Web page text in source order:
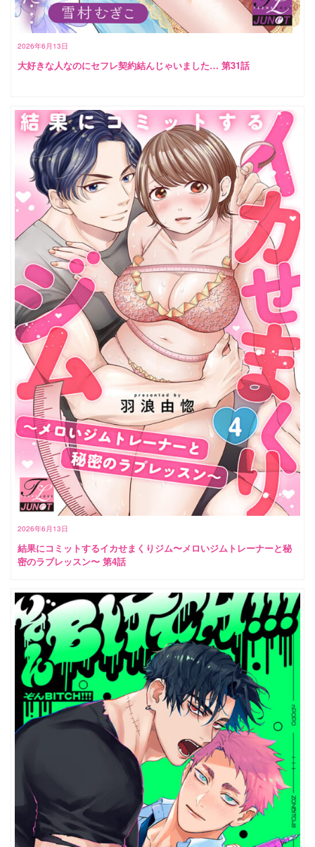
2026年6月13日
大好きな人なのにセフレ契約結んじゃいました… 第31話
2026年6月13日
結果にコミットするイカせまくりジム〜メロいジムトレーナーと秘
密のラブレッスン〜 第4話